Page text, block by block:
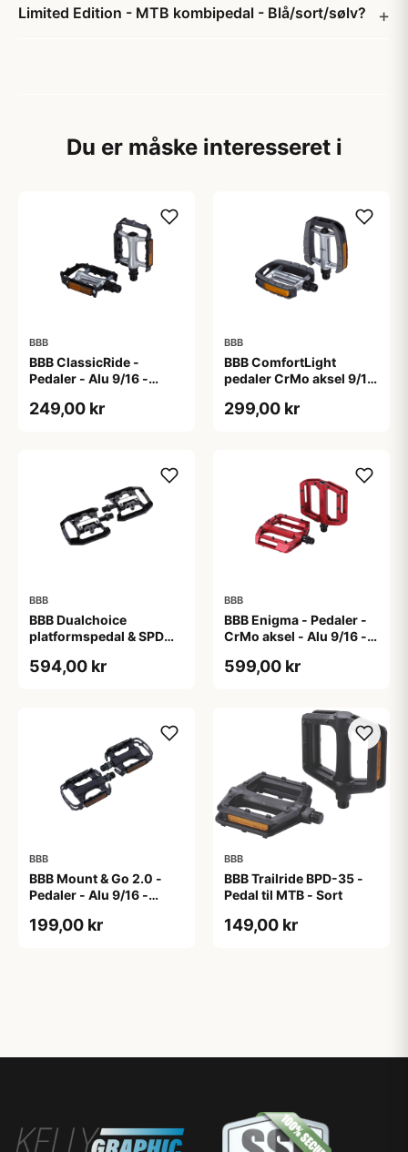
Limited Edition - MTB kombipedal - Blå/sort/sølv?
Du er måske interesseret i
BBB
BBB ClassicRide -
Pedaler - Alu 9/16 -
249,00 kr
BBB
BBB ComfortLight
pedaler CrMo aksel 9/16
299,00 kr
BBB
BBB Dualchoice
platformspedal & SPD
594,00 kr
BBB
BBB Enigma - Pedaler -
CrMo aksel - Alu 9/16 -
599,00 kr
BBB
BBB Mount & Go 2.0 -
Pedaler - Alu 9/16 -
199,00 kr
BBB
BBB Trailride BPD-35 -
Pedal til MTB - Sort
149,00 kr